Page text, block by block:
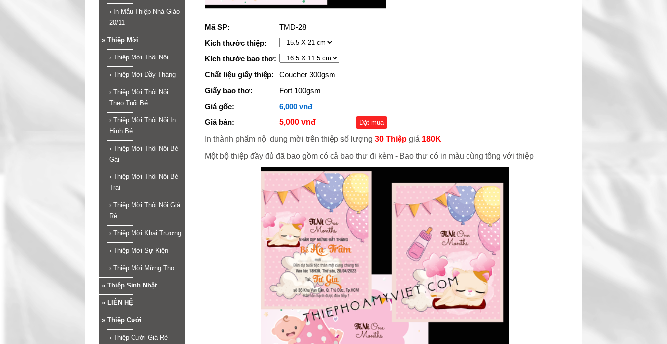
Mã SP:
TMD-28
Kích thước thiệp:
Kích thước bao thơ:
Chất liệu giấy thiệp:
Coucher 300gsm
Giấy bao thơ:
Fort 100gsm
Giá gốc:
6,000 vnđ
Giá bán:
5,000 vnđ Đặt mua
In thành phẩm nội dung mời trên thiệp số lượng 30 Thiệp giá 180K
Một bộ thiệp đầy đủ đã bao gồm có cả bao thư đi kèm - Bao thư có in màu cùng tông với thiệp
› In Mẫu Thiệp Nhà Giáo
20/11
» Thiệp Mời
› Thiệp Mời Thôi Nôi
› Thiệp Mời Đầy Tháng
› Thiệp Mời Thôi Nôi
Theo Tuổi Bé
› Thiệp Mời Thôi Nôi In
Hình Bé
› Thiệp Mời Thôi Nôi Bé
Gái
› Thiệp Mời Thôi Nôi Bé
Trai
› Thiệp Mời Thôi Nôi Giá
Rẻ
› Thiệp Mời Khai Trương
› Thiệp Mời Sự Kiện
› Thiệp Mời Mừng Thọ
» Thiệp Sinh Nhật
» LIÊN HỆ
» Thiệp Cưới
› Thiệp Cưới Giá Rẻ